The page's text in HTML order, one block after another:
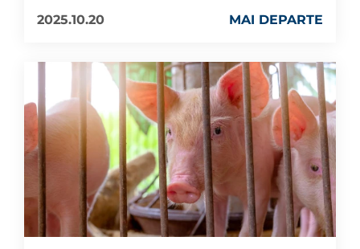
2025.10.20
MAI DEPARTE